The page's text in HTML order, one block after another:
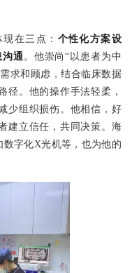
在三点： 个性化方案设
通 。他崇尚“以患者为中
求和顾虑，结合临床数据
径。他的操作手法轻柔，
少组织损伤。他相信，好
建立信任，共同决策。海
字化X光机等，也为他的